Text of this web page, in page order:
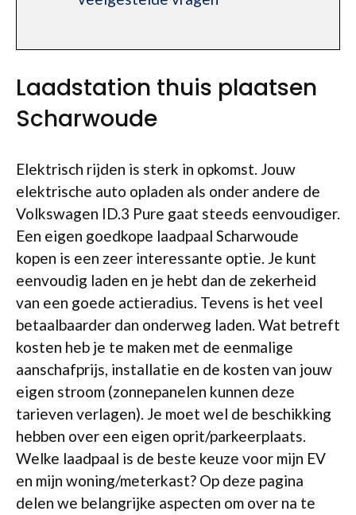
Laadstation thuis plaatsen
Scharwoude
Elektrisch rijden is sterk in opkomst. Jouw
elektrische auto opladen als onder andere de
Volkswagen ID.3 Pure gaat steeds eenvoudiger.
Een eigen goedkope laadpaal Scharwoude
kopen is een zeer interessante optie. Je kunt
eenvoudig laden en je hebt dan de zekerheid
van een goede actieradius. Tevens is het veel
betaalbaarder dan onderweg laden. Wat betreft
kosten heb je te maken met de eenmalige
aanschafprijs, installatie en de kosten van jouw
eigen stroom (zonnepanelen kunnen deze
tarieven verlagen). Je moet wel de beschikking
hebben over een eigen oprit/parkeerplaats.
Welke laadpaal is de beste keuze voor mijn EV
en mijn woning/meterkast? Op deze pagina
delen we belangrijke aspecten om over na te